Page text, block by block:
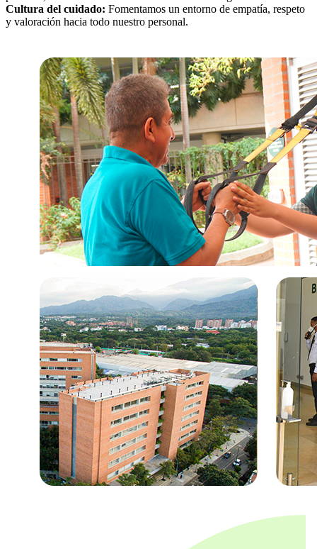
Cultura del cuidado: Fomentamos un entorno de empatía, respeto
y valoración hacia todo nuestro personal.